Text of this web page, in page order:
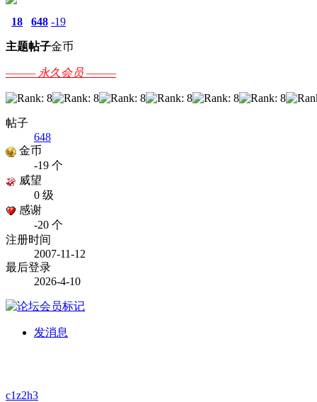
18
主题
648
帖子
-19
金币
——— 永久会员 ———
帖子
648
金币
-19 个
威望
0 级
感谢
-20 个
注册时间
2007-11-12
最后登录
2026-4-10
发消息
c1z2h3